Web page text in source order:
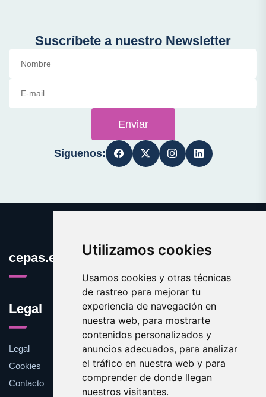
Utilizamos cookies
Usamos cookies y otras técnicas
de rastreo para mejorar tu
experiencia de navegación en
nuestra web, para mostrarte
contenidos personalizados y
anuncios adecuados, para analizar
el tráfico en nuestra web y para
comprender de donde llegan
nuestros visitantes.
Suscríbete a nuestro Newsletter
Enviar
Síguenos:
cepas.es
Legal
Legal
Cookies
Contacto